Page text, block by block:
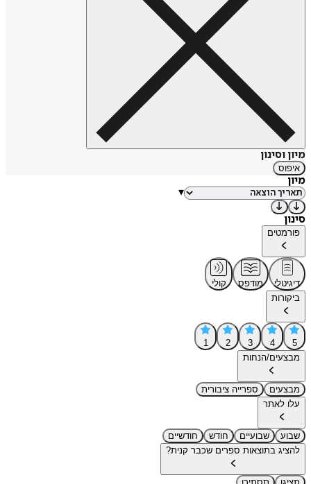
מיון וסינון
איפוס
מיון
▾
סינון
פורמטים
דיגיטלי מודפס
קולי
ביקורות
5
4
3
2
1
מבצעים/הנחות
מבצעים
ספרייה ציבורית
עלו לאתר
שבוע שבועיים חודש
חודשיים
להציג בתוצאות ספרים שכבר קנית?